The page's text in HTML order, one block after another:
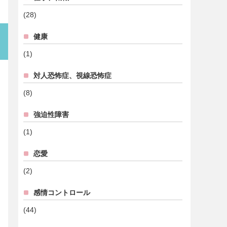
(28)
健康
(1)
対人恐怖症、視線恐怖症
(8)
強迫性障害
(1)
恋愛
(2)
感情コントロール
(44)